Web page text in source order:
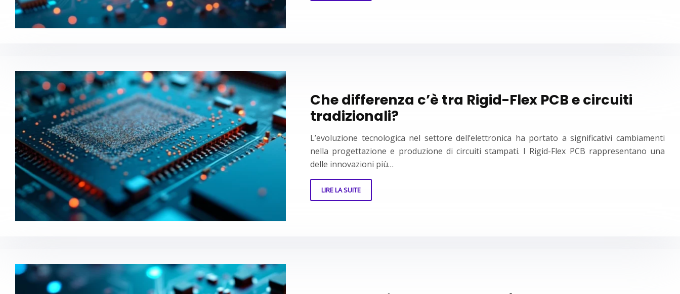
Che differenza c’è tra Rigid-Flex PCB e circuiti
tradizionali?
L’evoluzione tecnologica nel settore dell’elettronica ha portato a significativi cambiamenti
nella progettazione e produzione di circuiti stampati. I Rigid-Flex PCB rappresentano una
delle innovazioni più…
LIRE LA SUITE